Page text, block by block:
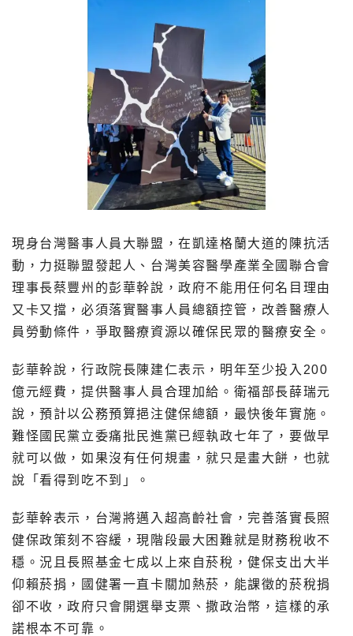
現身台灣醫事人員大聯盟，在凱達格蘭大道的陳抗活
動，力挺聯盟發起人、台灣美容醫學產業全國聯合會
理事長蔡豐州的彭華幹說，政府不能用任何名目理由
又卡又擋，必須落實醫事人員總額控管，改善醫療人
員勞動條件，爭取醫療資源以確保民眾的醫療安全。
彭華幹說，行政院長陳建仁表示，明年至少投入200
億元經費，提供醫事人員合理加給。衛福部長薛瑞元
說，預計以公務預算挹注健保總額，最快後年實施。
難怪國民黨立委痛批民進黨已經執政七年了，要做早
就可以做，如果沒有任何規畫，就只是畫大餅，也就
說「看得到吃不到」。
彭華幹表示，台灣將邁入超高齡社會，完善落實長照
健保政策刻不容緩，現階段最大困難就是財務稅收不
穩。況且長照基金七成以上來自菸稅，健保支出大半
仰賴菸捐，國健署一直卡關加熱菸，能課徵的菸稅捐
卻不收，政府只會開選舉支票、撒政治幣，這樣的承
諾根本不可靠。